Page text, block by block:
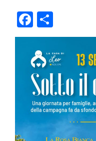
F
a
c
e
b
o
o
k
o
n
di
vi
di